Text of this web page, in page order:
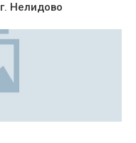
Нелидово